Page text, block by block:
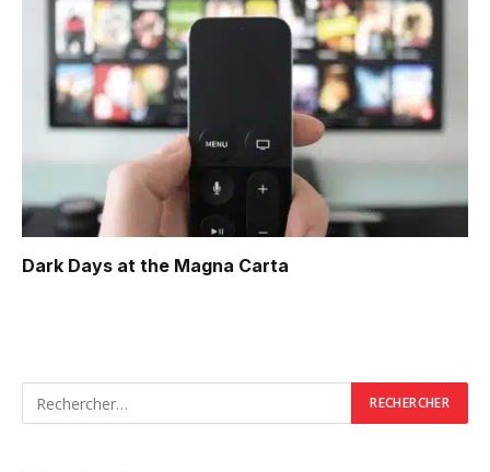
Dark Days at the Magna Carta